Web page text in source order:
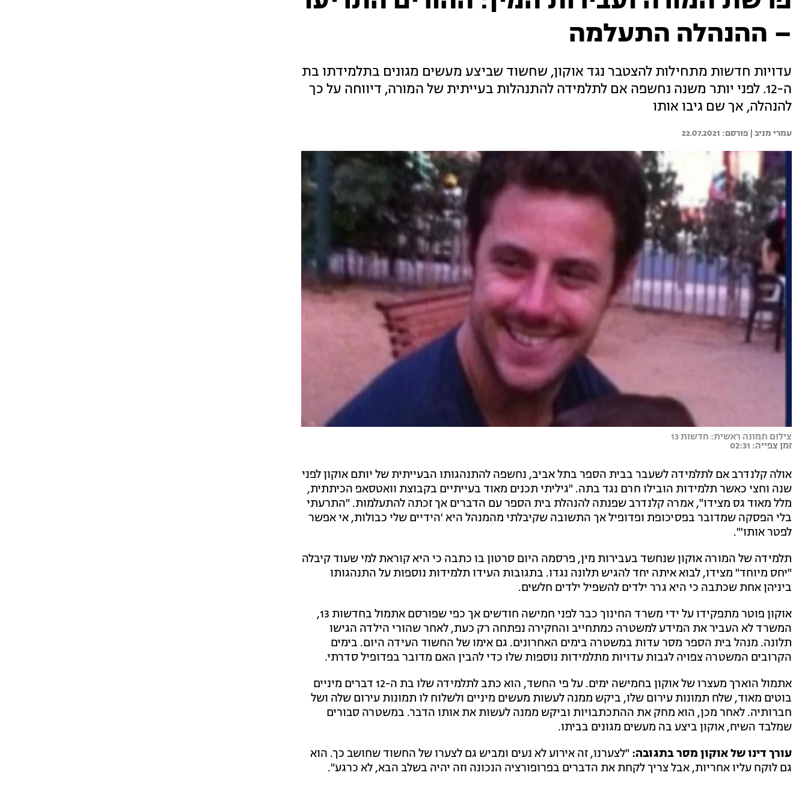
– ההנהלה התעלמה
עדויות חדשות מתחילות להצטבר נגד אוקון, שחשוד שביצע מעשים מגונים בתלמידתו בת
ה-12. לפני יותר משנה נחשפה אם לתלמידה להתנהלות בעייתית של המורה, דיווחה על כך
להנהלה, אך שם גיבו אותו
עמרי מניב | 22.07.2021
צילום תמונה ראשית: חדשות 13
זמן צפייה: 02:31
אולה קלנדרב אם לתלמידה לשעבר בבית הספר בתל אביב, נחשפה להתנהגותו הבעייתית של יותם אוקון לפני
שנה וחצי כאשר תלמידות הובילו חרם נגד בתה. "גיליתי תכנים מאוד בעייתיים בקבוצת וואטסאפ הכיתתית,
מלל מאוד גס מצידו", אמרה קלנדרב שפנתה להנהלת בית הספר עם הדברים אך זכתה להתעלמות. "התרעתי
בלי הפסקה שמדובר בפסיכופת ופדופיל אך התשובה שקיבלתי מהמנהל היא 'הידיים שלי כבולות, אי אפשר
לפטר אותו'".
תלמידה של המורה אוקון שנחשד בעבירות מין, פרסמה היום סרטון בו כתבה כי היא קוראת למי שעוד קיבלה
"יחס מיוחד" מצידו, לבוא איתה יחד להגיש תלונה נגדו. בתגובות העידו תלמידות נוספות על התנהגותו
ביניהן אחת שכתבה כי היא גרר ילדים להשפיל ילדים חלשים.
אוקון פוטר מתפקידו על ידי משרד החינוך כבר לפני חמישה חודשים אך כפי שפורסם אתמול בחדשות 13,
המשרד לא העביר את המידע למשטרה כמתחייב והחקירה נפתחה רק כעת, לאחר שהורי הילדה הגישו
תלונה. מנהל בית הספר מסר עדות במשטרה בימים האחרונים. גם אימו של החשוד העידה היום. בימים
הקרובים המשטרה צפויה לגבות עדויות מתלמידות נוספות שלו כדי להבין האם מדובר בפדופיל סדרתי.
אתמול הוארך מעצרו של אוקון בחמישה ימים. על פי החשד, הוא כתב לתלמידה שלו בת ה-12 דברים מיניים
בוטים מאוד, שלח תמונות עירום שלו, ביקש ממנה לעשות מעשים מיניים ולשלוח לו תמונות עירום שלה ושל
חברותיה. לאחר מכן, הוא מחק את ההתכתבויות וביקש ממנה לעשות את אותו הדבר. במשטרה סבורים
שמלבד השיח, אוקון ביצע בה מעשים מגונים בביתו.
עורך דינו של אוקון מסר בתגובה: "לצערנו, זה אירוע לא נעים ומביש גם לצערו של החשוד שחושב כך. הוא
גם לוקח עליו אחריות, אבל צריך לקחת את הדברים בפרופורציה הנכונה וזה יהיה בשלב הבא, לא כרגע".